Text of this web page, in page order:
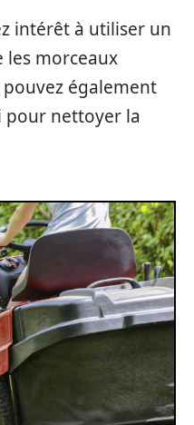
intérêt à utiliser un
les morceaux
pouvez également
pour nettoyer la